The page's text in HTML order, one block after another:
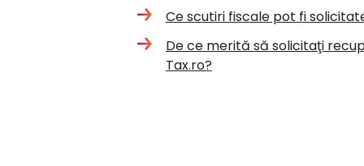
Ce scutiri fiscale pot fi
De ce merită să solicitaţi
Tax.ro?